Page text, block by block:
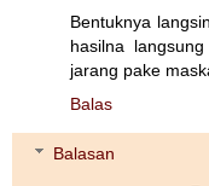
Bentuknya
hasilna
jarang pake
Balas
Balasan